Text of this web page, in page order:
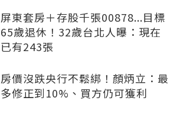
屏東套房＋存股千張00878...目標
65歲退休！32歲台北人曝：現在
已有243張
房價沒跌央行不鬆綁！顏炳立：最
多修正到10%、買方仍可獲利